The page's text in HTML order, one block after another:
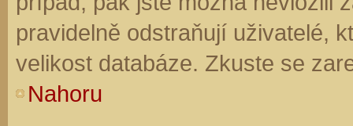
pravidelně odstraňují uživatelé,
velikost databáze. Zkuste se
Nahoru